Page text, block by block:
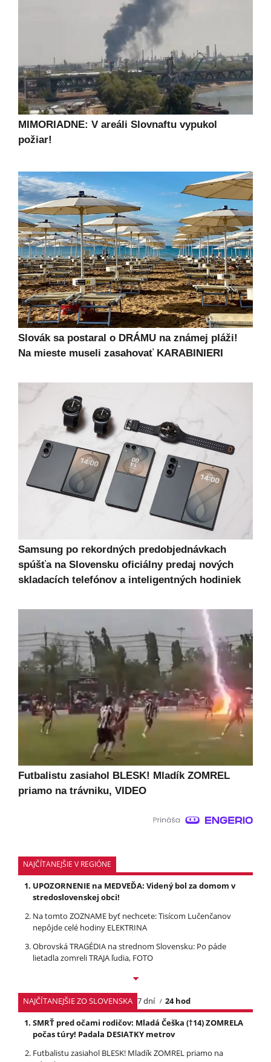
MIMORIADNE: V areáli Slovnaftu vypukol
požiar!
Slovák sa postaral o DRÁMU na známej pláži!
Na mieste museli zasahovať KARABINIERI
Samsung po rekordných predobjednávkach
spúšťa na Slovensku oficiálny predaj nových
skladacích telefónov a inteligentných hodiniek
Futbalistu zasiahol BLESK! Mladík ZOMREL
priamo na trávniku, VIDEO
NAJČÍTANEJŠIE V REGIÓNE
UPOZORNENIE na MEDVEĎA: Videný bol za domom v
stredoslovenskej obci!
Na tomto ZOZNAME byť nechcete: Tisícom Lučenčanov
nepôjde celé hodiny ELEKTRINA
Obrovská TRAGÉDIA na strednom Slovensku: Po páde
lietadla zomreli TRAJA ľudia, FOTO
NAJČÍTANEJŠIE ZO SLOVENSKA 7 dní
24 hod
SMRŤ pred očami rodičov: Mladá Češka (†14) ZOMRELA
počas túry! Padala DESIATKY metrov
Futbalistu zasiahol BLESK! Mladík ZOMREL priamo na